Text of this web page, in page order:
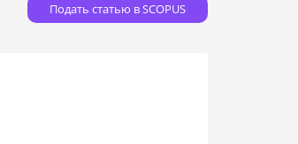
Подать статью в SCOPUS